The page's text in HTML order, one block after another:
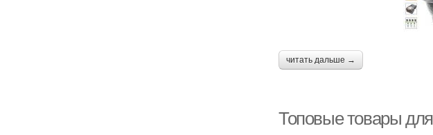
читать дальше →
Топовые товары